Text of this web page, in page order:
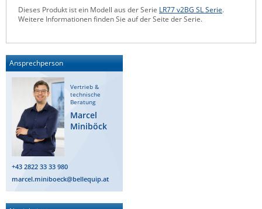
Milesight
Moxa
Netio
Panorama Antennas
PatchSee
Power Kingdom
Poynting
Raritan
Riello UPS
Server Technology
Siretta
Dieses Produkt ist ein Modell aus der Serie LR77 v2BG SL Serie.
Weitere Informationen finden Sie auf der Seite der Serie.
Ansprechperson
Vertrieb &
technische
Beratung
Marcel
Miniböck
+43 2822 33 33 980
marcel.miniboeck@bellequip.at